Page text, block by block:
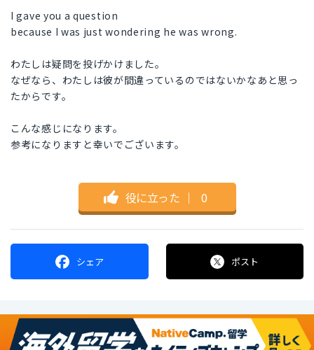
I gave you a question
because I was just wondering he was wrong.
わたしは疑問を投げかけました。
なぜなら、わたしは彼が間違っているのではないかなあと思っ
たからです。
こんな感じになります。
参考になりますと幸いでございます。
役に立った ｜ 0
シェア ポスト